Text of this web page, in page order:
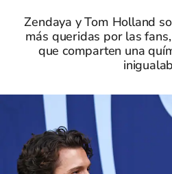
Zendaya y Tom Holland
más queridas por las
que comparten una